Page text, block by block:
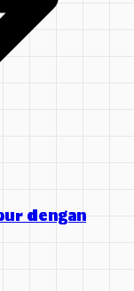
dengan